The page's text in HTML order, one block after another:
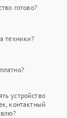
готово?
техники?
устройство
контактный